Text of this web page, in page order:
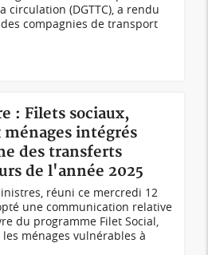
circulation (DGTTC), a rendu
compagnies de transport
: Filets sociaux,
intégrés
des transferts
de l'année 2025
réuni ce mercredi 12
une communication relative
du programme Filet Social,
ménages vulnérables à